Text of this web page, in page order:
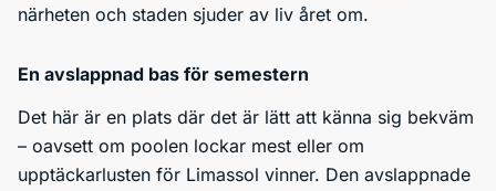
närheten och staden sjuder av liv året om.
En avslappnad bas för semestern
Det här är en plats där det är lätt att känna sig bekväm
– oavsett om poolen lockar mest eller om
upptäckarlusten för Limassol vinner. Den avslappnade